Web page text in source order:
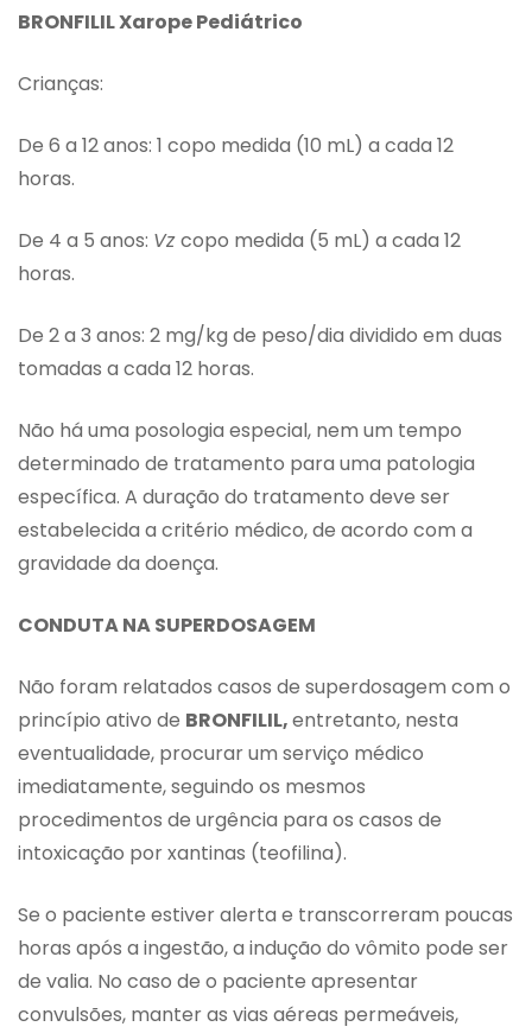
BRONFILIL Xarope Pediátrico
Crianças:
De 6 a 12 anos: 1 copo medida (10 mL) a cada 12
horas.
De 4 a 5 anos: Vzcopo medida (5 mL) a cada 12
horas.
De 2 a 3 anos: 2 mg/kg de peso/dia dividido em duas
tomadas a cada 12 horas.
Não há uma posologia especial, nem um tempo
determinado de tratamento para uma patologia
específica. A duração do tratamento deve ser
estabelecida a critério médico, de acordo com a
gravidade da doença.
CONDUTA NA SUPERDOSAGEM
Não foram relatados casos de superdosagem com o
princípio ativo de BRONFILIL,entretanto, nesta
eventualidade, procurar um serviço médico
imediatamente, seguindo os mesmos
procedimentos de urgência para os casos de
intoxicação por xantinas (teofilina).
Se o paciente estiver alerta e transcorreram poucas
horas após a ingestão, a indução do vômito pode ser
de valia. No caso de o paciente apresentar
convulsões, manter as vias aéreas permeáveis,